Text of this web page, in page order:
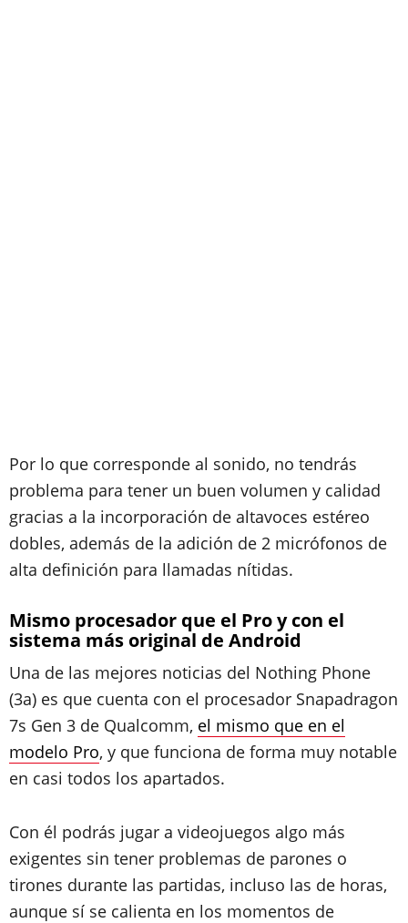
Por lo que corresponde al sonido, no tendrás
problema para tener un buen volumen y calidad
gracias a la incorporación de altavoces estéreo
dobles, además de la adición de 2 micrófonos de
alta definición para llamadas nítidas.
Mismo procesador que el Pro y con el
sistema más original de Android
Una de las mejores noticias del Nothing Phone
(3a) es que cuenta con el procesador Snapadragon
7s Gen 3 de Qualcomm, el mismo que en el
modelo Pro, y que funciona de forma muy notable
en casi todos los apartados.
Con él podrás jugar a videojuegos algo más
exigentes sin tener problemas de parones o
tirones durante las partidas, incluso las de horas,
aunque sí se calienta en los momentos de